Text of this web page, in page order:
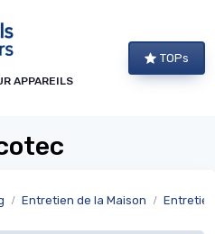
APPAREILS
TOPs
Entretien de la Maison